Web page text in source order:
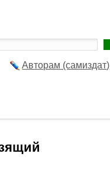
Авторам (самиздат)